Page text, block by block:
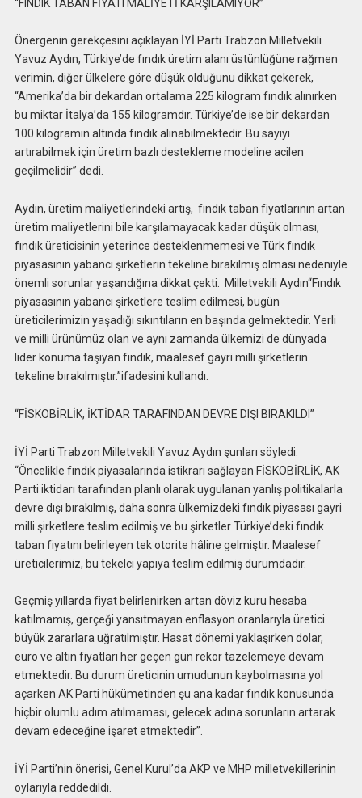
“FINDIK TABAN FİYATI MALİYETİ KARŞILAMIYOR”
Önergenin gerekçesini açıklayan İYİ Parti Trabzon Milletvekili
Yavuz Aydın, Türkiye’de fındık üretim alanı üstünlüğüne rağmen
verimin, diğer ülkelere göre düşük olduğunu dikkat çekerek,
“Amerika’da bir dekardan ortalama 225 kilogram fındık alınırken
bu miktar İtalya’da 155 kilogramdır. Türkiye’de ise bir dekardan
100 kilogramın altında fındık alınabilmektedir. Bu sayıyı
artırabilmek için üretim bazlı destekleme modeline acilen
geçilmelidir” dedi.
Aydın, üretim maliyetlerindeki artış, fındık taban fiyatlarının artan
üretim maliyetlerini bile karşılamayacak kadar düşük olması,
fındık üreticisinin yeterince desteklenmemesi ve Türk fındık
piyasasının yabancı şirketlerin tekeline bırakılmış olması nedeniyle
önemli sorunlar yaşandığına dikkat çekti. Milletvekili Aydın“Fındık
piyasasının yabancı şirketlere teslim edilmesi, bugün
üreticilerimizin yaşadığı sıkıntıların en başında gelmektedir. Yerli
ve milli ürünümüz olan ve aynı zamanda ülkemizi de dünyada
lider konuma taşıyan fındık, maalesef gayri milli şirketlerin
tekeline bırakılmıştır.”ifadesini kullandı.
“FİSKOBİRLİK, İKTİDAR TARAFINDAN DEVRE DIŞI BIRAKILDI”
İYİ Parti Trabzon Milletvekili Yavuz Aydın şunları söyledi:
“Öncelikle fındık piyasalarında istikrarı sağlayan FİSKOBİRLİK, AK
Parti iktidarı tarafından planlı olarak uygulanan yanlış politikalarla
devre dışı bırakılmış, daha sonra ülkemizdeki fındık piyasası gayri
milli şirketlere teslim edilmiş ve bu şirketler Türkiye’deki fındık
taban fiyatını belirleyen tek otorite hâline gelmiştir. Maalesef
üreticilerimiz, bu tekelci yapıya teslim edilmiş durumdadır.
Geçmiş yıllarda fiyat belirlenirken artan döviz kuru hesaba
katılmamış, gerçeği yansıtmayan enflasyon oranlarıyla üretici
büyük zararlara uğratılmıştır. Hasat dönemi yaklaşırken dolar,
euro ve altın fiyatları her geçen gün rekor tazelemeye devam
etmektedir. Bu durum üreticinin umudunun kaybolmasına yol
açarken AK Parti hükümetinden şu ana kadar fındık konusunda
hiçbir olumlu adım atılmaması, gelecek adına sorunların artarak
devam edeceğine işaret etmektedir”.
İYİ Parti’nin önerisi, Genel Kurul’da AKP ve MHP milletvekillerinin
oylarıyla reddedildi.